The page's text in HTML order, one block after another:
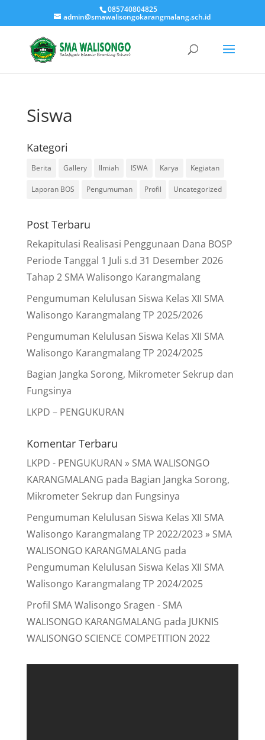
085740804825
admin@smawalisongokarangmalang.sch.id
Siswa
Kategori
Berita Gallery Ilmiah ISWA Karya Kegiatan
Laporan BOS Pengumuman Profil Uncategorized
Post Terbaru
Rekapitulasi Realisasi Penggunaan Dana BOSP
Periode Tanggal 1 Juli s.d 31 Desember 2026
Tahap 2 SMA Walisongo Karangmalang
Pengumuman Kelulusan Siswa Kelas XII SMA
Walisongo Karangmalang TP 2025/2026
Pengumuman Kelulusan Siswa Kelas XII SMA
Walisongo Karangmalang TP 2024/2025
Bagian Jangka Sorong, Mikrometer Sekrup dan
Fungsinya
LKPD – PENGUKURAN
Komentar Terbaru
LKPD - PENGUKURAN » SMA WALISONGO
KARANGMALANG pada Bagian Jangka Sorong,
Mikrometer Sekrup dan Fungsinya
Pengumuman Kelulusan Siswa Kelas XII SMA
Walisongo Karangmalang TP 2022/2023 » SMA
WALISONGO KARANGMALANG pada
Pengumuman Kelulusan Siswa Kelas XII SMA
Walisongo Karangmalang TP 2024/2025
Profil SMA Walisongo Sragen - SMA
WALISONGO KARANGMALANG pada JUKNIS
WALISONGO SCIENCE COMPETITION 2022